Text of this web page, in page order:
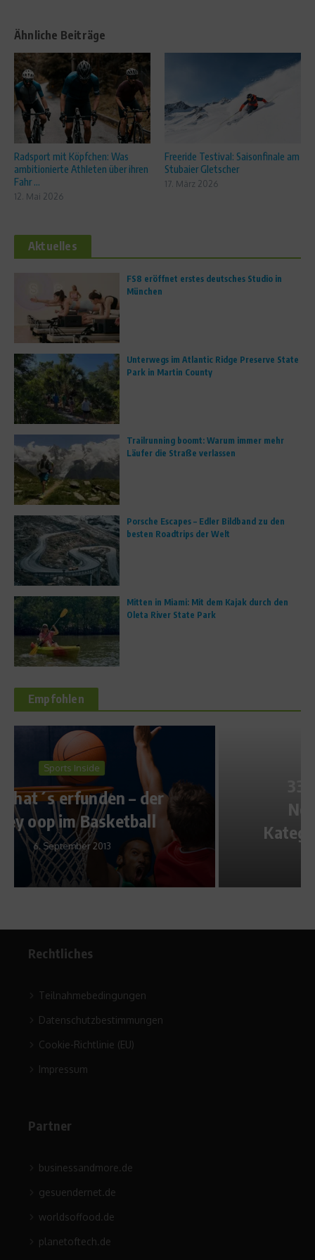
Ähnliche Beiträge
Radsport mit Köpfchen: Was
ambitionierte Athleten über ihren
Fahr ...
12. Mai 2026
Freeride Testival: Saisonfinale am
Stubaier Gletscher
17. März 2026
Aktuelles
FS8 eröffnet erstes deutsches Studio in
München
Unterwegs im Atlantic Ridge Preserve State
Park in Martin County
Trailrunning boomt: Warum immer mehr
Läufer die Straße verlassen
Porsche Escapes – Edler Bildband zu den
besten Roadtrips der Welt
Mitten in Miami: Mit dem Kajak durch den
Oleta River State Park
Empfohlen
Asics
33-Kollektion bester
Neueinsteiger in der
Kategorie Natural-Running
Rechtliches
Teilnahmebedingungen
Datenschutzbestimmungen
Cookie-Richtlinie (EU)
Impressum
Partner
businessandmore.de
gesuendernet.de
worldsoffood.de
planetoftech.de